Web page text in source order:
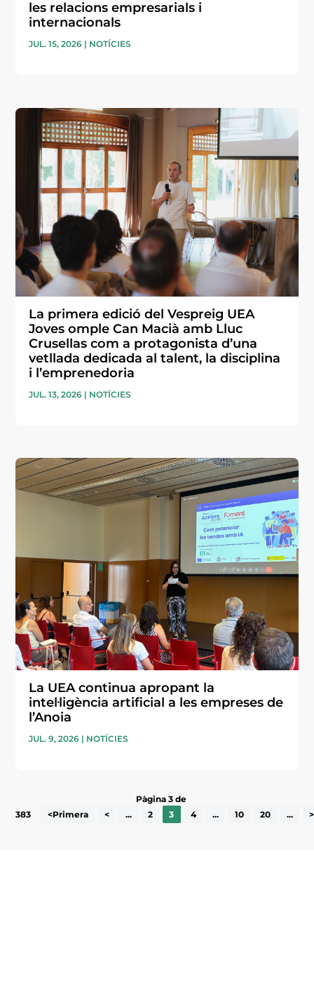
les relacions empresarials i
internacionals
JUL. 15, 2026 | NOTÍCIES
La primera edició del Vespreig UEA
Joves omple Can Macià amb Lluc
Crusellas com a protagonista d’una
vetllada dedicada al talent, la disciplina
i l’emprenedoria
JUL. 13, 2026 | NOTÍCIES
La UEA continua apropant la
intel·ligència artificial a les empreses de
l’Anoia
JUL. 9, 2026 | NOTÍCIES
Pàgina 3 de
383
<Primera < ... 2 3 4 ... 10 20 ... >